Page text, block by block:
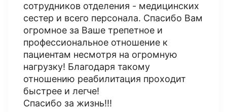
сотрудников отделения - медицинских
сестер и всего персонала. Спасибо Вам
огромное за Ваше трепетное и
профессиональное отношение к
пациентам несмотря на огромную
нагрузку! Благодаря такому
отношению реабилитация проходит
быстрее и легче!
Спасибо за жизнь!!!